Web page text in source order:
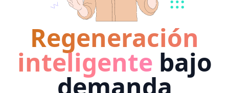
Regeneración
inteligente bajo